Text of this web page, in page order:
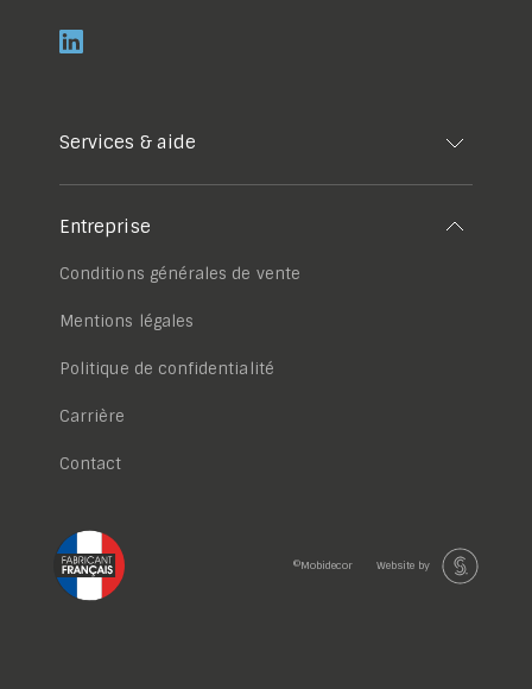
Services & aide
Entreprise
Conditions générales de vente
Mentions légales
Politique de confidentialité
Carrière
Contact
©Mobidecor Website by